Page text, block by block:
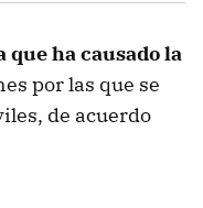
ha causado la
por las que se
de acuerdo